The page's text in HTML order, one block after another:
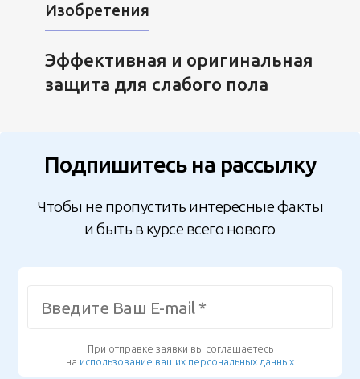
Изобретения
Эффективная и оригинальная
защита для слабого пола
Подпишитесь на рассылку
Чтобы не пропустить интересные факты
и быть в курсе всего нового
При отправке заявки вы соглашаетесь
на использование ваших персональных данных